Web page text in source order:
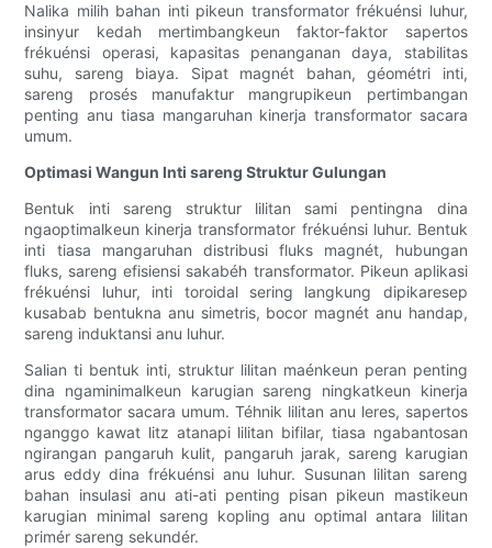
Nalika milih bahan inti pikeun transformator frékuénsi luhur,
insinyur kedah mertimbangkeun faktor-faktor sapertos
frékuénsi operasi, kapasitas penanganan daya, stabilitas
suhu, sareng biaya. Sipat magnét bahan, géométri inti,
sareng prosés manufaktur mangrupikeun pertimbangan
penting anu tiasa mangaruhan kinerja transformator sacara
umum.
Optimasi Wangun Inti sareng Struktur Gulungan
Bentuk inti sareng struktur lilitan sami pentingna dina
ngaoptimalkeun kinerja transformator frékuénsi luhur. Bentuk
inti tiasa mangaruhan distribusi fluks magnét, hubungan
fluks, sareng efisiensi sakabéh transformator. Pikeun aplikasi
frékuénsi luhur, inti toroidal sering langkung dipikaresep
kusabab bentukna anu simetris, bocor magnét anu handap,
sareng induktansi anu luhur.
Salian ti bentuk inti, struktur lilitan maénkeun peran penting
dina ngaminimalkeun karugian sareng ningkatkeun kinerja
transformator sacara umum. Téhnik lilitan anu leres, sapertos
nganggo kawat litz atanapi lilitan bifilar, tiasa ngabantosan
ngirangan pangaruh kulit, pangaruh jarak, sareng karugian
arus eddy dina frékuénsi anu luhur. Susunan lilitan sareng
bahan insulasi anu ati-ati penting pisan pikeun mastikeun
karugian minimal sareng kopling anu optimal antara lilitan
primér sareng sekundér.